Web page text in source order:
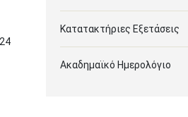
Κατατακτήριες Εξετάσεις
Ακαδημαϊκό Ημερολόγιο